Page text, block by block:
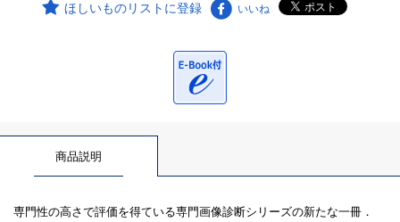
ほしいものリストに登録 いいね
商品説明
専門性の高さで評価を得ている専門画像診断シリーズの新たな一冊．